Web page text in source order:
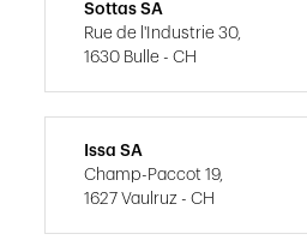
Sottas SA
Rue de l'Industrie 30,
1630 Bulle - CH
Issa SA
Champ-Paccot 19,
1627 Vaulruz - CH